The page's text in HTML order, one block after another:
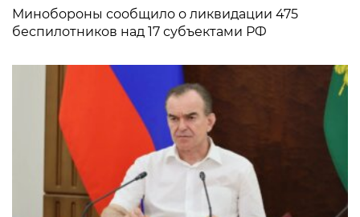
Минобороны сообщило о ликвидации 475
беспилотников над 17 субъектами РФ